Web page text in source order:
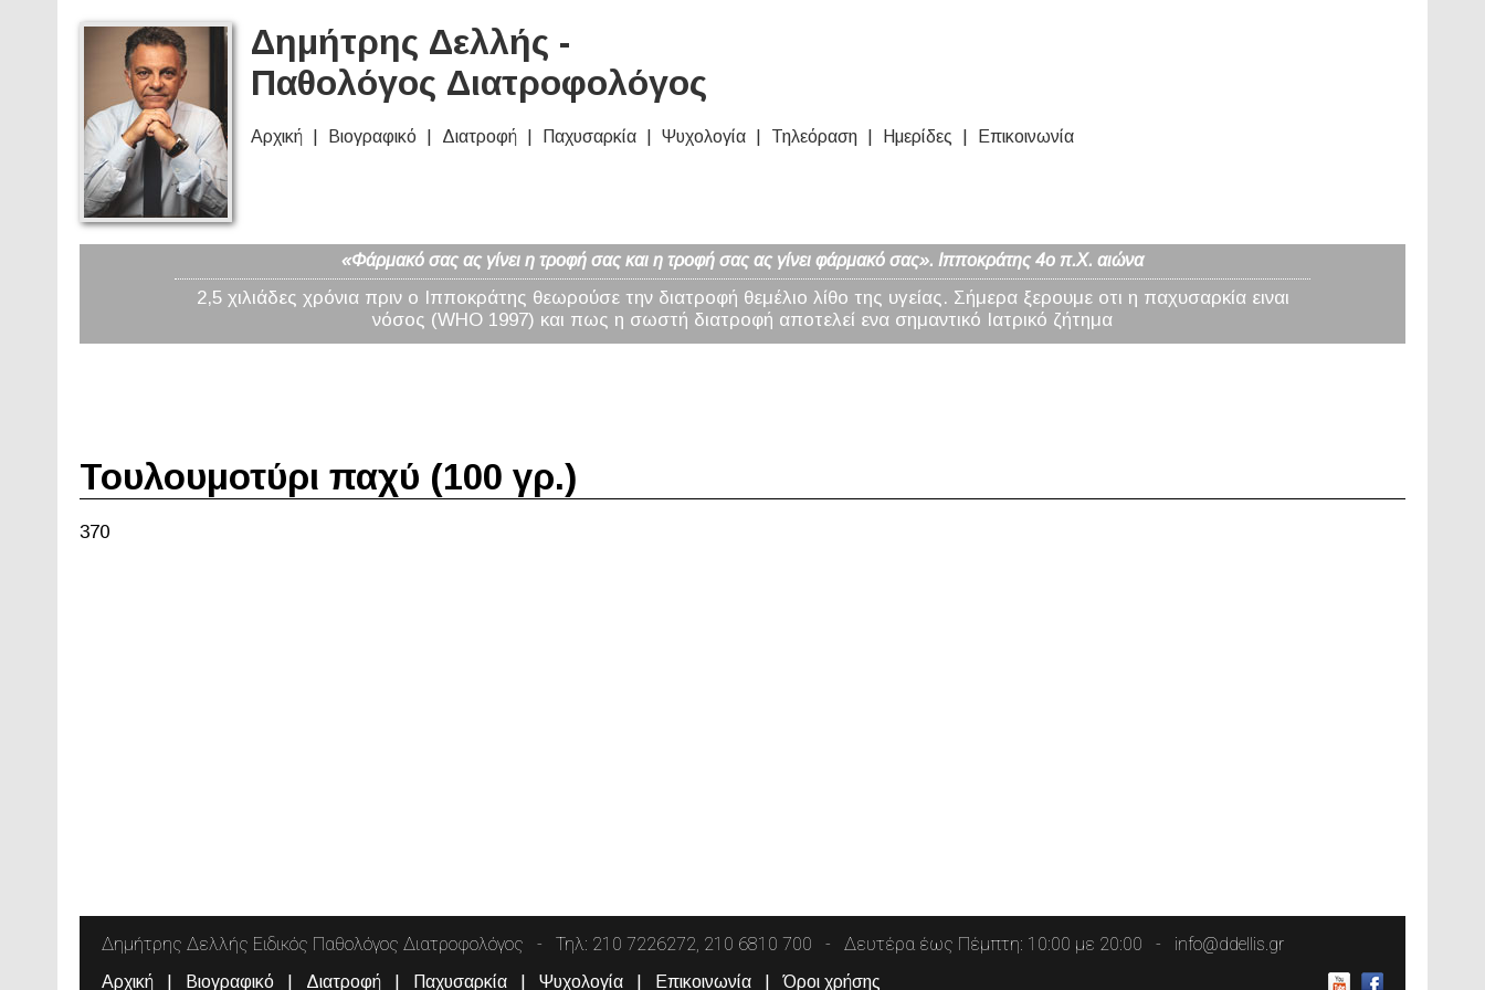
Δημήτρης Δελλής -
Παθολόγος Διατροφολόγος
Αρχική Βιογραφικό Διατροφή Παχυσαρκία Ψυχολογία Τηλεόραση Ημερίδες Επικοινωνία
«Φάρμακό σας ας γίνει η τροφή σας και η τροφή σας ας γίνει φάρμακό σας». Ιπποκράτης 4ο π.Χ. αιώνα
2,5 χιλιάδες χρόνια πριν ο Ιπποκράτης θεωρούσε την διατροφή θεμέλιο λίθο της υγείας. Σήμερα ξερουμε οτι η παχυσαρκία ειναι
νόσος (WHO 1997) και πως η σωστή διατροφή αποτελεί ενα σημαντικό Ιατρικό ζήτημα
Τουλουμοτύρι παχύ (100 γρ.)
370
Δημήτρης Δελλής Ειδικός Παθολόγος Διατροφολόγος Τηλ: 210 7226272, 210 6810 700 Δευτέρα έως Πέμπτη: 10:00 με 20:00 info@ddellis.gr
Αρχική Βιογραφικό Διατροφή Παχυσαρκία Ψυχολογία Επικοινωνία Όροι χρήσης